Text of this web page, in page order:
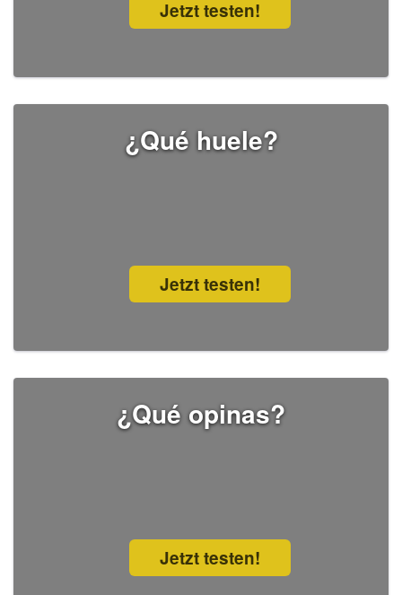
Jetzt testen!
¿Qué huele?
Jetzt testen!
¿Qué opinas?
Jetzt testen!